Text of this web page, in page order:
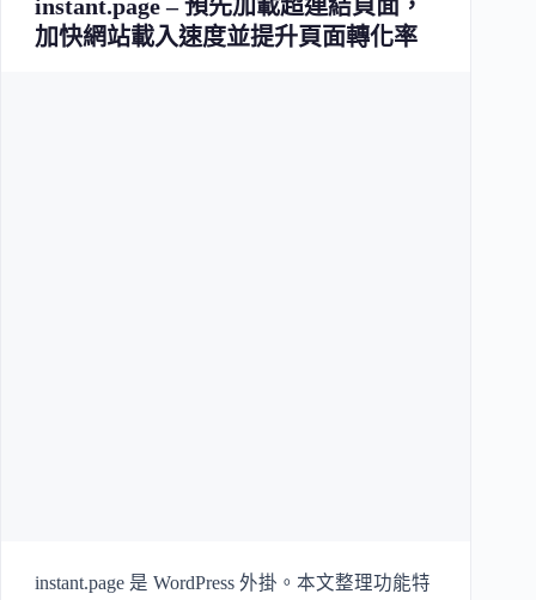
instant.page – 預先加載超連結頁面，
加快網站載入速度並提升頁面轉化率
instant.page 是 WordPress 外掛。本文整理功能特